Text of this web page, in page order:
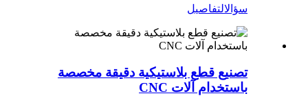
سؤالالتفاصيل
تصنيع قطع بلاستيكية دقيقة مخصصة
باستخدام آلات CNC